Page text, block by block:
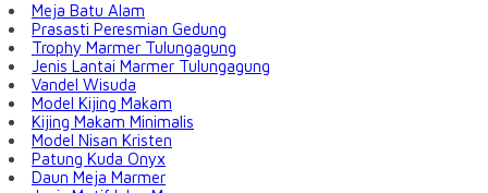
Meja Batu Alam
Prasasti Peresmian Gedung
Trophy Marmer Tulungagung
Jenis Lantai Marmer Tulungagung
Vandel Wisuda
Model Kijing Makam
Kijing Makam Minimalis
Model Nisan Kristen
Patung Kuda Onyx
Daun Meja Marmer